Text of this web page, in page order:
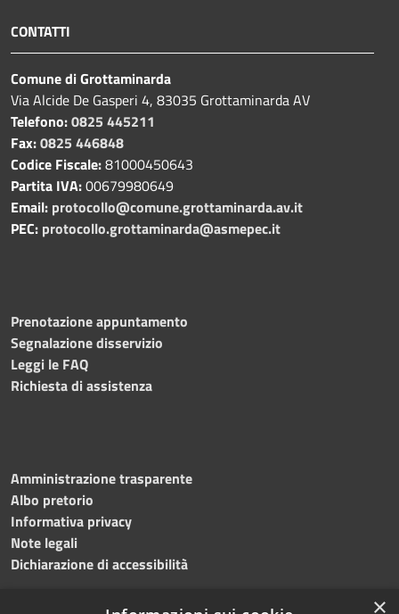
CONTATTI
Comune di Grottaminarda
Via Alcide De Gasperi 4, 83035 Grottaminarda AV
Telefono:0825 445211
Fax:0825 446848
Codice Fiscale:81000450643
Partita IVA:00679980649
Email: protocollo@comune.grottaminarda.av.it
PEC: protocollo.grottaminarda@asmepec.it
Prenotazione appuntamento
Segnalazione disservizio
Leggi le FAQ
Richiesta di assistenza
Amministrazione trasparente
Albo pretorio
Informativa privacy
Note legali
Dichiarazione di accessibilità
×